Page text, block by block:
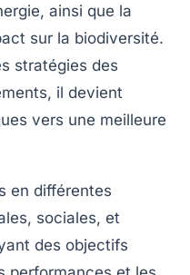
, ainsi que la
sur la biodiversité.
stratégies des
il devient
vers une meilleure
en différentes
, sociales, et
des objectifs